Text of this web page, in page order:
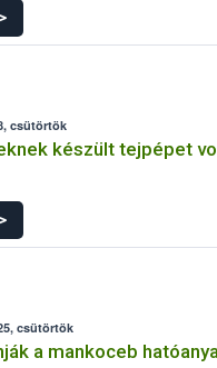
csütörtök
készült tejpépet
csütörtök
a mankoceb